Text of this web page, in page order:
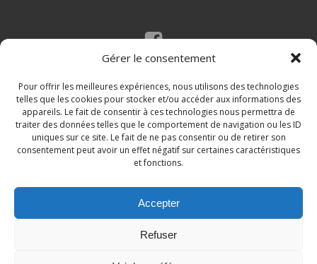
Gérer le consentement
Pour offrir les meilleures expériences, nous utilisons des technologies
telles que les cookies pour stocker et/ou accéder aux informations des
appareils. Le fait de consentir à ces technologies nous permettra de
traiter des données telles que le comportement de navigation ou les ID
uniques sur ce site. Le fait de ne pas consentir ou de retirer son
consentement peut avoir un effet négatif sur certaines caractéristiques
et fonctions.
Accepter
Refuser
© 2026 Site de la commune de Loupian. Un service
proposé parComm'un Site